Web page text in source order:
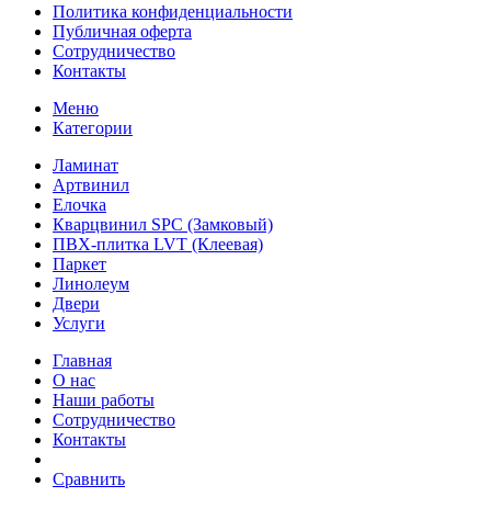
Политика конфиденциальности
Публичная оферта
Сотрудничество
Контакты
Меню
Категории
Ламинат
Артвинил
Елочка
Кварцвинил SPC (Замковый)
ПВХ-плитка LVT (Клеевая)
Паркет
Линолеум
Двери
Услуги
Главная
О нас
Наши работы
Сотрудничество
Контакты
Сравнить